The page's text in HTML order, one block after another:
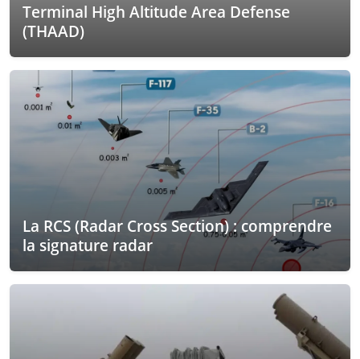
Terminal High Altitude Area Defense
(THAAD)
La RCS (Radar Cross Section) : comprendre
la signature radar